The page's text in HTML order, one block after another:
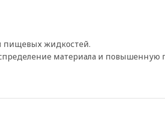
пищевых жидкостей.
материала и повышенную